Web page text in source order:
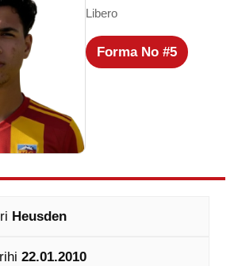
Libero
Forma No #5
Heusden
22.01.2010